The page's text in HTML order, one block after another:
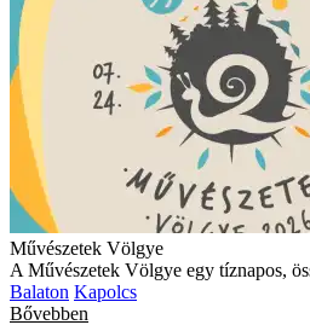
Művészetek Völgye
A Művészetek Völgye egy tíznapos,
Balaton Kapolcs
Bővebben